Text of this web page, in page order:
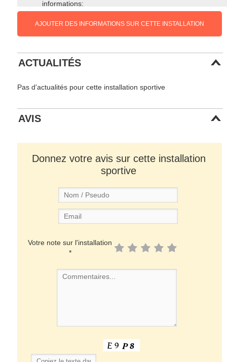
informations:
AJOUTER DES INFORMATIONS SUR CETTE INSTALLATION
ACTUALITÉS
Pas d'actualités pour cette installation sportive
AVIS
Donnez votre avis sur cette installation
sportive
Votre note sur l'installation
*